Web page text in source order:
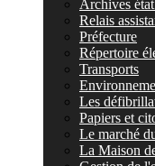
Archives
Relais
Préfecture
Répertoire
Transports
Les
Papiers et
Le marché
La Maison